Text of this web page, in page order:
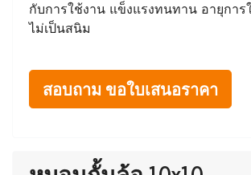
กับการใช้งาน แข็งแรงทนทาน อายุการ
ไม่เป็นสนิม
สอบถาม ขอใบเสนอราคา